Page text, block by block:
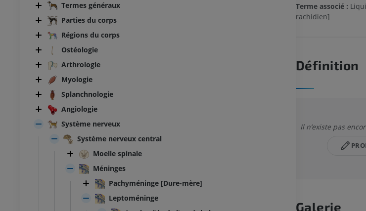
Termes généraux
Parties du corps
Régions du corps
Ostéologie
Arthrologie
Myologie
Splanchnologie
Angiologie
Système nerveux
Système nerveux central
Moelle spinale
Méninges
Pachyméninge [Dure-mère]
Leptoméninge
Terme associé :
rachidien]
Définition
Il n’existe pas
Galerie